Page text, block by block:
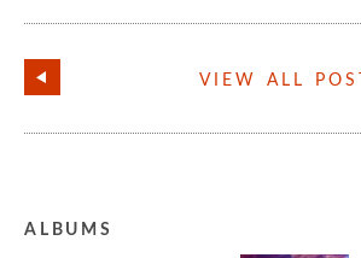
VIEW ALL
ALBUMS